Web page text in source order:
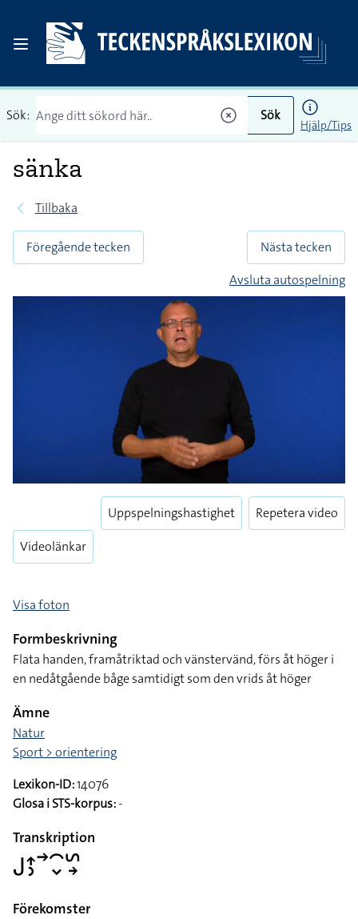
Sök: Sök
Hjälp/Tips
sänka
Tillbaka
Föregående tecken
Nästa tecken
Avsluta autospelning
Videolänkar
Uppspelningshastighet Repetera video
Visa foton
Formbeskrivning
Flata handen, framåtriktad och vänstervänd, förs åt höger i
en nedåtgående båge samtidigt som den vrids åt höger
Ämne
Natur
Sport > orientering
Lexikon-ID:14076
Glosa i STS-korpus:-
Transkription
􌤢􌤴􌤶􌥣􌥯􌦀􌥲􌥽
Förekomster